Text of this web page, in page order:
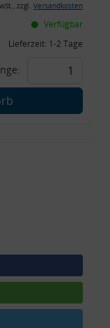
zzgl. Versandkosten
Verfügbar
Lieferzeit: 1-2 Tage